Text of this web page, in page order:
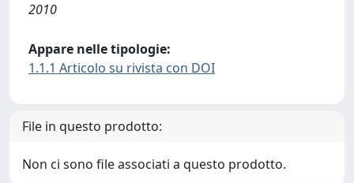
2010
Appare nelle tipologie:
1.1.1 Articolo su rivista con DOI
File in questo prodotto:
Non ci sono file associati a questo prodotto.